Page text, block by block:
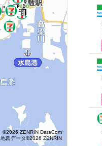
©2026 ZENRIN DataCom
地図データ©2026 ZENRIN